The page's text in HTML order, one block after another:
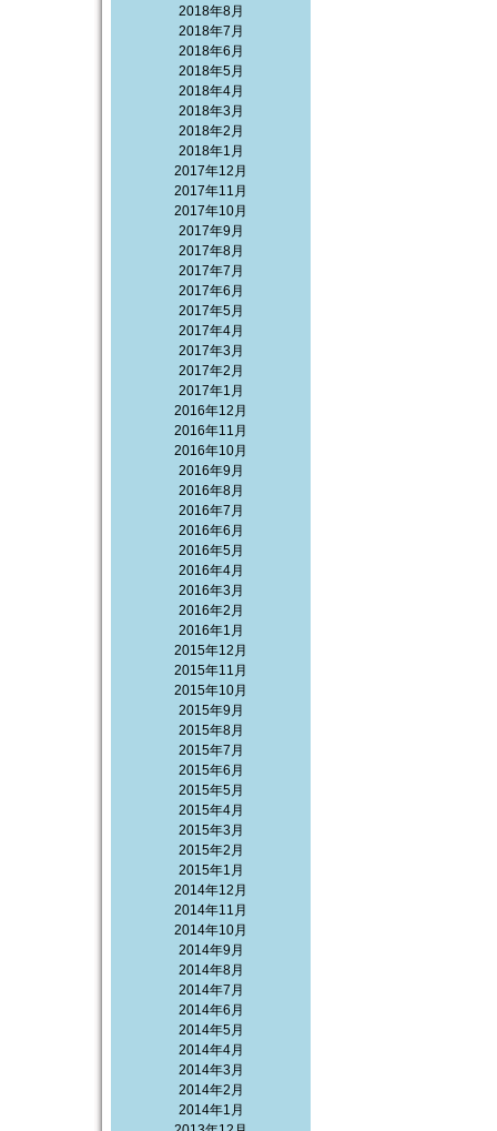
2018年8月
2018年7月
2018年6月
2018年5月
2018年4月
2018年3月
2018年2月
2018年1月
2017年12月
2017年11月
2017年10月
2017年9月
2017年8月
2017年7月
2017年6月
2017年5月
2017年4月
2017年3月
2017年2月
2017年1月
2016年12月
2016年11月
2016年10月
2016年9月
2016年8月
2016年7月
2016年6月
2016年5月
2016年4月
2016年3月
2016年2月
2016年1月
2015年12月
2015年11月
2015年10月
2015年9月
2015年8月
2015年7月
2015年6月
2015年5月
2015年4月
2015年3月
2015年2月
2015年1月
2014年12月
2014年11月
2014年10月
2014年9月
2014年8月
2014年7月
2014年6月
2014年5月
2014年4月
2014年3月
2014年2月
2014年1月